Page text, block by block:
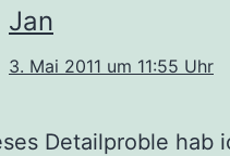
Jan
3. Mai 2011 um 11:55 Uhr
Detailproble hab